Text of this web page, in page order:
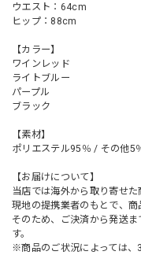
ウエスト：64cm
ヒップ：88cm
【カラー】
ワインレッド
ライトブルー
パープル
ブラック
【素材】
ポリエステル95％ / その他5
【お届けについて】
当店では海外から取り寄せた
現地の提携業者のもとで、商
そのため、ご決済から発送
す。
※商品のご状況によっては、